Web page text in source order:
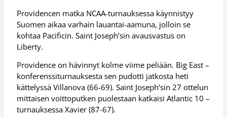
Providencen matka NCAA-turnauksessa käynnistyy
Suomen aikaa varhain lauantai-aamuna, jolloin se
kohtaa Pacificin. Saint Joseph’sin avausvastus on
Liberty.
Providence on hävinnyt kolme viime peliään. Big East –
konferenssiturnauksesta sen pudotti jatkosta heti
kättelyssä Villanova (66-69). Saint Joseph’sin 27 ottelun
mittaisen voittoputken puolestaan katkaisi Atlantic 10 –
turnauksessa Xavier (87-67).